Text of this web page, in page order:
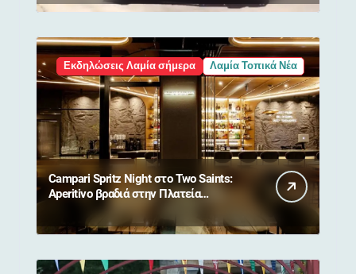
Εκδηλώσεις Λαμία σήμερα Λαμία Τοπικά Νέα
Campari Spritz Night στο Two Saints:
Aperitivo βραδιά στην Πλατεία